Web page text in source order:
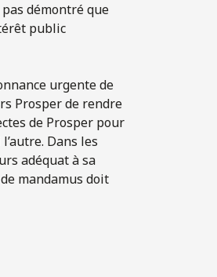
démontré que
public
urgente de
Prosper de rendre
de Prosper pour
Dans les
adéquat à sa
mandamus doit